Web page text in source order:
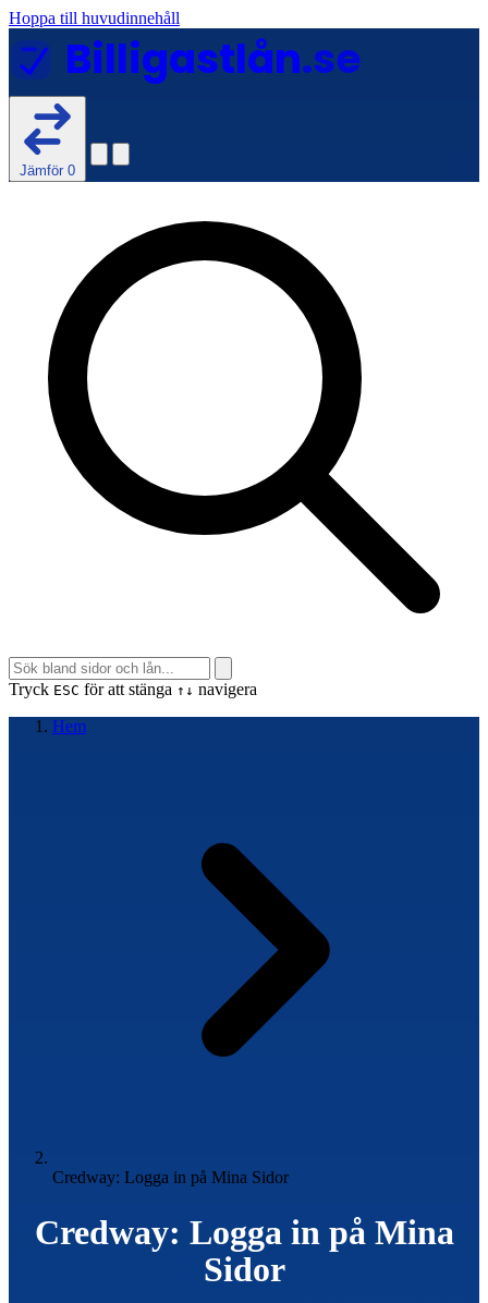
Hoppa till huvudinnehåll
Billigastlån.se
Jämför 0
Tryck ESC för att stänga ↑↓ navigera
Hem
Credway: Logga in på Mina Sidor
Credway: Logga in på Mina
Sidor